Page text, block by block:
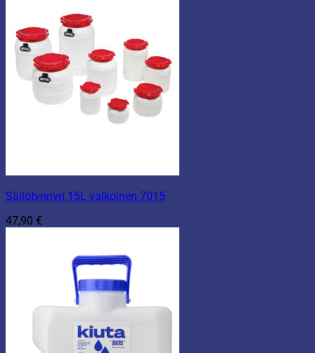
1,90 €
Säilötynnyri 15L valkoinen 7015
47,90 €